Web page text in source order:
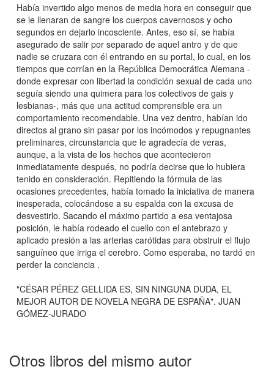
Había invertido algo menos de media hora en conseguir que
se le llenaran de sangre los cuerpos cavernosos y ocho
segundos en dejarlo incosciente. Antes, eso sí, se había
asegurado de salir por separado de aquel antro y de que
nadie se cruzara con él entrando en su portal, lo cual, en los
tiempos que corrían en la República Democrática Alemana -
donde expresar con libertad la condición sexual de cada uno
seguía siendo una quimera para los colectivos de gais y
lesbianas-, más que una actitud comprensible era un
comportamiento recomendable. Una vez dentro, habían ido
directos al grano sin pasar por los incómodos y repugnantes
preliminares, circunstancia que le agradecía de veras,
aunque, a la vista de los hechos que acontecieron
inmediatamente después, no podría decirse que lo hubiera
tenido en consideración. Repitiendo la fórmula de las
ocasiones precedentes, había tomado la iniciativa de manera
inesperada, colocándose a su espalda con la excusa de
desvestirlo. Sacando el máximo partido a esa ventajosa
posición, le había rodeado el cuello con el antebrazo y
aplicado presión a las arterias carótidas para obstruir el flujo
sanguíneo que irriga el cerebro. Como esperaba, no tardó en
perder la conciencia .
"CÉSAR PÉREZ GELLIDA ES, SIN NINGUNA DUDA, EL
MEJOR AUTOR DE NOVELA NEGRA DE ESPAÑA". JUAN
GÓMEZ-JURADO
Otros libros del mismo autor